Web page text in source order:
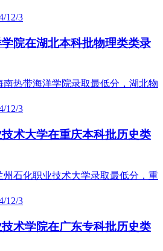
12/3
院在湖北本科批物理类类录
12/3
术大学在重庆本科批历史类
12/3
术学院在广东专科批历史类